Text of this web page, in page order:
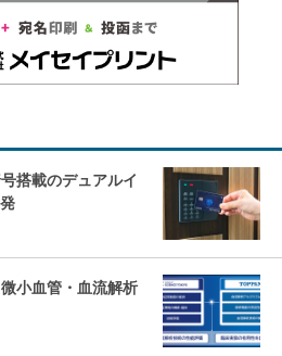
搭載のデュアルイ
小血管・血流解析